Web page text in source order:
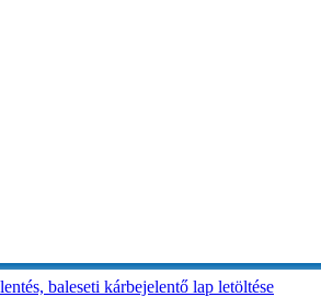
baleseti kárbejelentő lap letöltése